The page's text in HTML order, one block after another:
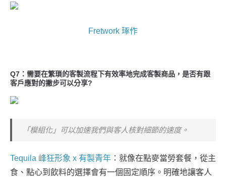
Fretwork 琢作
Q7：需要在繁瑣的客製流程下有效率地完成客製商品，是否有跟
客戶應對的撇步可以分享?
「模組化」可以加速我們與客人核對細節的速度。
Tequila 峰狂形象 x 有製青年 ：就像在點麥當勞套餐，從主
食、點心到飲料的選擇會有一個固定順序。明確地讓客人